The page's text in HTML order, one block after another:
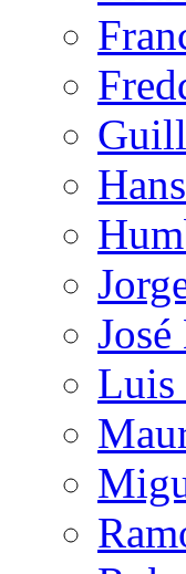
Luis